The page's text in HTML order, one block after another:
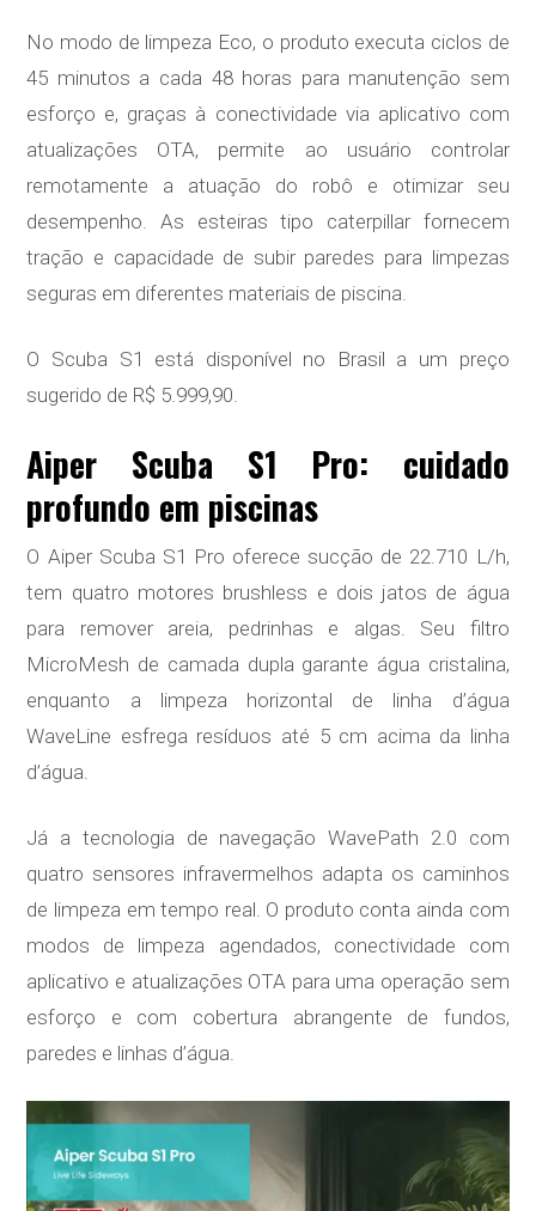
No modo de limpeza Eco, o produto executa ciclos de
45 minutos a cada 48 horas para manutenção sem
esforço e, graças à conectividade via aplicativo com
atualizações OTA, permite ao usuário controlar
remotamente a atuação do robô e otimizar seu
desempenho. As esteiras tipo caterpillar fornecem
tração e capacidade de subir paredes para limpezas
seguras em diferentes materiais de piscina.
O Scuba S1 está disponível no Brasil a um preço
sugerido de R$ 5.999,90.
Aiper Scuba S1 Pro: cuidado
profundo em piscinas
O Aiper Scuba S1 Pro oferece sucção de 22.710 L/h,
tem quatro motores brushless e dois jatos de água
para remover areia, pedrinhas e algas. Seu filtro
MicroMesh de camada dupla garante água cristalina,
enquanto a limpeza horizontal de linha d’água
WaveLine esfrega resíduos até 5 cm acima da linha
d’água.
Já a tecnologia de navegação WavePath 2.0 com
quatro sensores infravermelhos adapta os caminhos
de limpeza em tempo real. O produto conta ainda com
modos de limpeza agendados, conectividade com
aplicativo e atualizações OTA para uma operação sem
esforço e com cobertura abrangente de fundos,
paredes e linhas d’água.